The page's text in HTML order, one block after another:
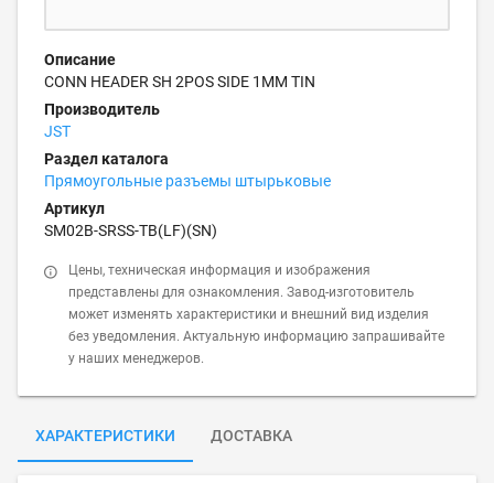
Описание
CONN HEADER SH 2POS SIDE 1MM TIN
Производитель
JST
Раздел каталога
Прямоугольные разъемы штырьковые
Артикул
SM02B-SRSS-TB(LF)(SN)
Цены, техническая информация и изображения
представлены для ознакомления. Завод-изготовитель
может изменять характеристики и внешний вид изделия
без уведомления. Актуальную информацию запрашивайте
у наших менеджеров.
ХАРАКТЕРИСТИКИ ДОСТАВКА